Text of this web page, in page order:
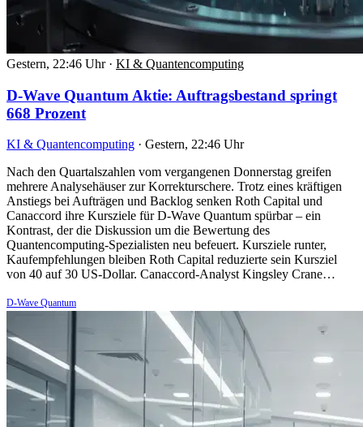
Gestern, 22:46 Uhr · KI & Quantencomputing
D-Wave Quantum Aktie: Auftragsbestand springt
668 Prozent
KI & Quantencomputing · Gestern, 22:46 Uhr
Nach den Quartalszahlen vom vergangenen Donnerstag greifen
mehrere Analysehäuser zur Korrekturschere. Trotz eines kräftigen
Anstiegs bei Aufträgen und Backlog senken Roth Capital und
Canaccord ihre Kursziele für D-Wave Quantum spürbar – ein
Kontrast, der die Diskussion um die Bewertung des
Quantencomputing-Spezialisten neu befeuert. Kursziele runter,
Kaufempfehlungen bleiben Roth Capital reduzierte sein Kursziel
von 40 auf 30 US-Dollar. Canaccord-Analyst Kingsley Crane…
D-Wave Quantum